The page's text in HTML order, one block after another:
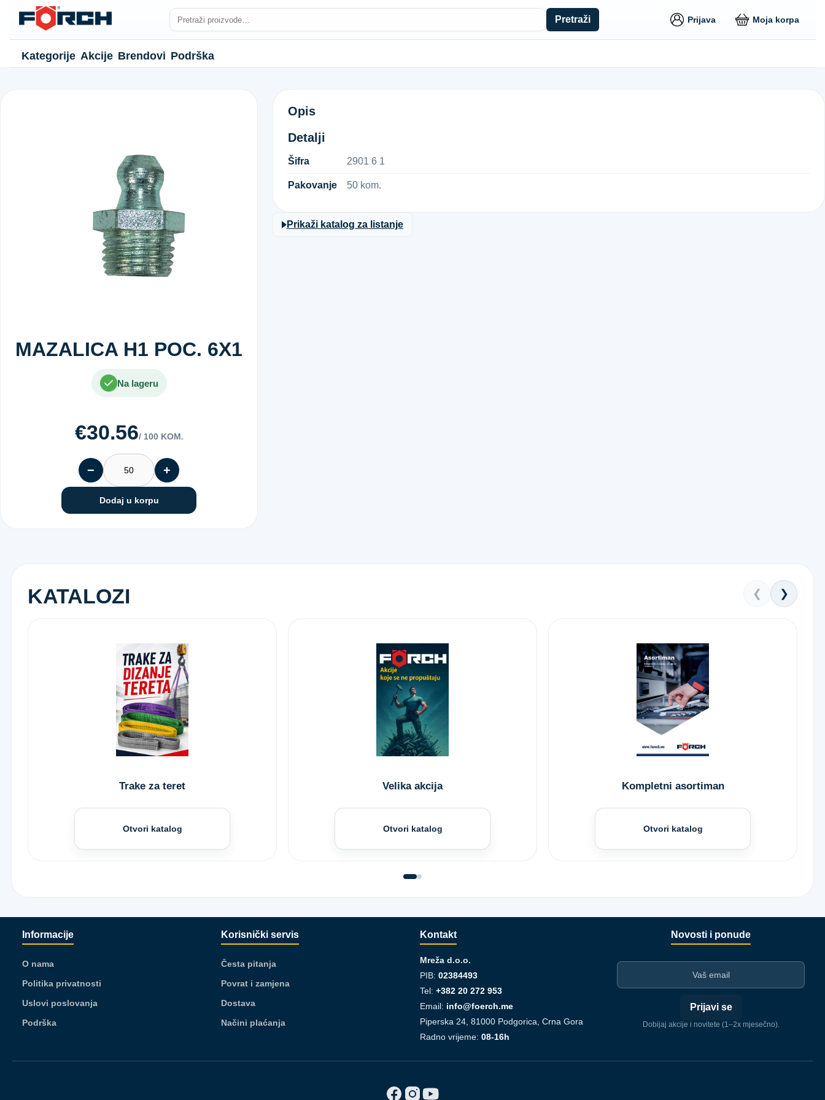
Pretraži Prijava Moja korpa
Kategorije Akcije Brendovi Podrška
MAZALICA H1 POC. 6X1
Na lageru
€30.56/ 100 KOM.
− +
Dodaj u korpu
MAZALICA H1 POC. 6X1
Opis
Detalji
Šifra 2​9​0​1​ ​6​ ​1​
Pakovanje 50 kom.
Prikaži katalog za listanje
KATALOZI ❮ ❯
Trake za teret
Otvori katalog
Velika akcija
Otvori katalog
Kompletni asortiman
Otvori katalog
Informacije
O nama
Politika privatnosti
Uslovi poslovanja
Podrška
Korisnički servis
Česta pitanja
Povrat i zamjena
Dostava
Načini plaćanja
Kontakt
Mreža d.o.o.
PIB: 02384493
Tel: +382 20 272 953
Email: info@foerch.me
Piperska 24, 81000 Podgorica, Crna Gora
Radno vrijeme: 08-16h
Novosti i ponude
Prijavi se
Dobijaj akcije i novitete (1–2x mjesečno).